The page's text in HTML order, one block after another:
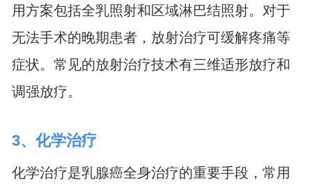
用方案包括全乳照射和区域淋巴结照射。对于
无法手术的晚期患者，放射治疗可缓解疼痛等
症状。常见的放射治疗技术有三维适形放疗和
调强放疗。
3、化学治疗
化学治疗是乳腺癌全身治疗的重要手段，常用